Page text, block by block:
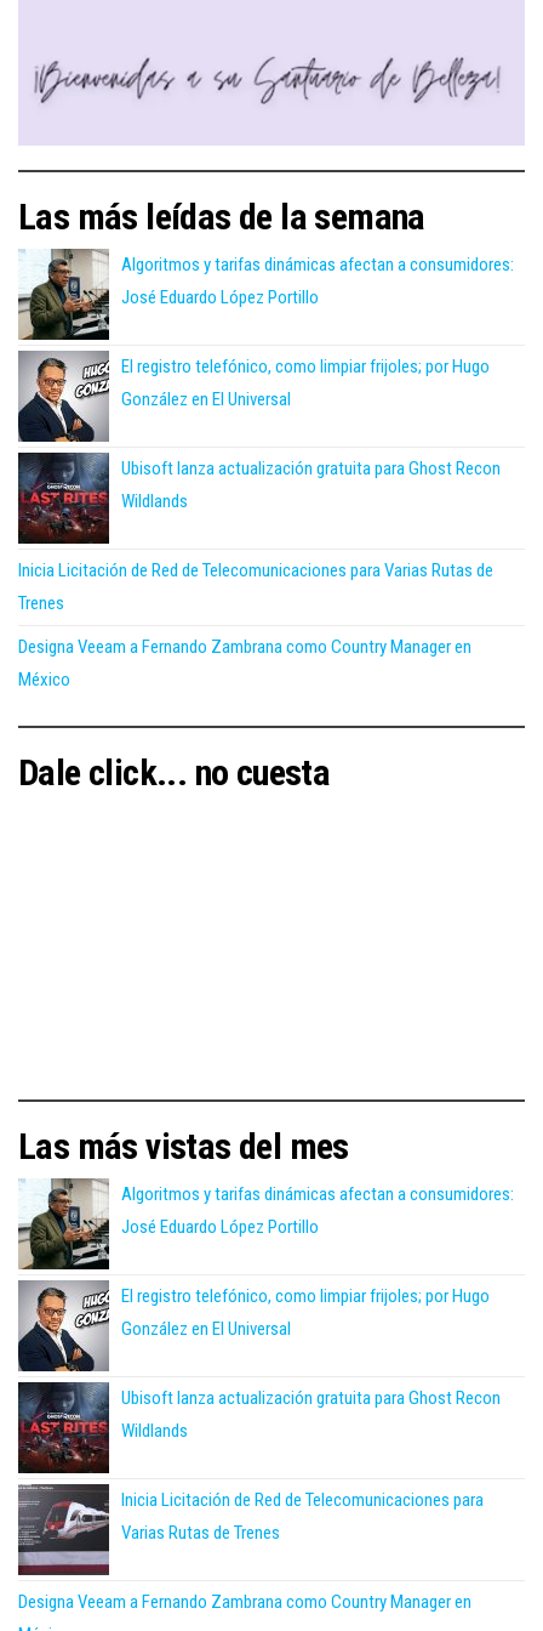
Las más leídas de la semana
Algoritmos y tarifas dinámicas afectan a consumidores:
José Eduardo López Portillo
El registro telefónico, como limpiar frijoles; por Hugo
González en El Universal
Ubisoft lanza actualización gratuita para Ghost Recon
Wildlands
Inicia Licitación de Red de Telecomunicaciones para Varias Rutas de
Trenes
Designa Veeam a Fernando Zambrana como Country Manager en
México
Dale click... no cuesta
Las más vistas del mes
Algoritmos y tarifas dinámicas afectan a consumidores:
José Eduardo López Portillo
El registro telefónico, como limpiar frijoles; por Hugo
González en El Universal
Ubisoft lanza actualización gratuita para Ghost Recon
Wildlands
Inicia Licitación de Red de Telecomunicaciones para
Varias Rutas de Trenes
Designa Veeam a Fernando Zambrana como Country Manager en